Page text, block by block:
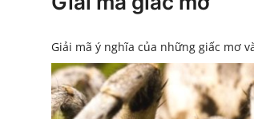
Vietnamese
Giải mã ý nghĩa của những giấc mơ